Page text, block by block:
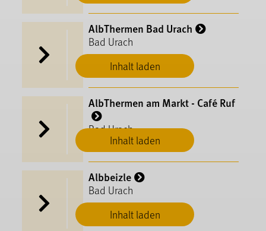
Inhalt laden
AlbThermen Bad Urach
Bad Urach
Inhalt laden
AlbThermen am Markt - Café Ruf
Bad Urach
Inhalt laden
Albbeizle
Bad Urach